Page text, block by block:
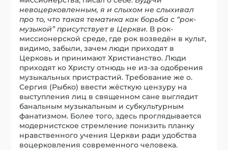
невоцерковленным, я и слыхом не слыхивал
про то, что такая тематика как борьба с “рок-
музыкой” присутствует в Церкви. В рок-
миссионерской среде, где рок возведён в культ,
видимо, забыли, зачем люди приходят в
Церковь и принимают Христианство. Люди
приходят ко Христу отнюдь не из-за одобрения
музыкальных пристрастий. Требование же о.
Сергия (Рыбко) ввести жёсткую цензуру на
выступления лиц в священном сане выглядит
банальным музыкальным и субкультурным
фанатизмом. Более того, здесь проглядывается
модернистское стремление понизить планку
нравственного учения Церкви ради удобства
воцерковления современного человека.